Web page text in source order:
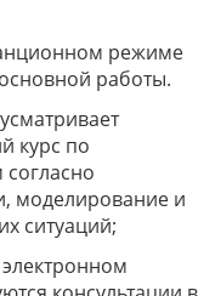
режиме
работы.
курс по
моделирование и
ситуаций;